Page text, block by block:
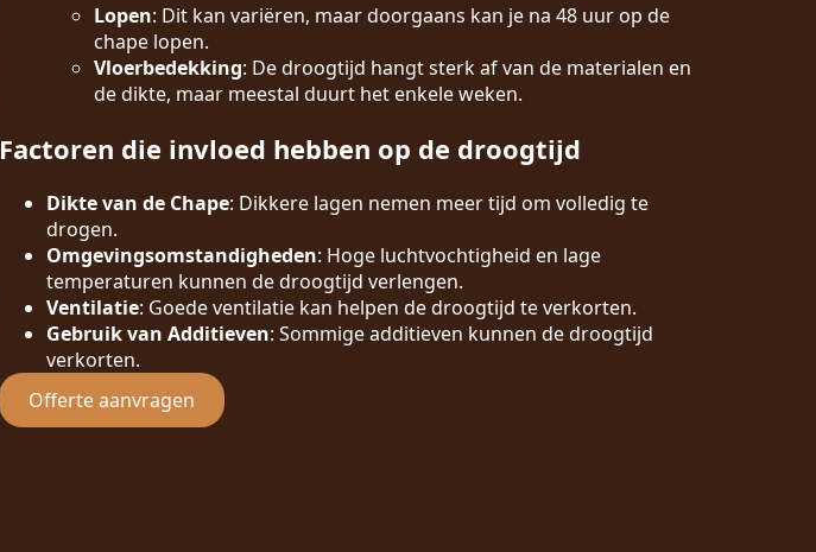
Lopen: Dit kan variëren, maar doorgaans kan je na 48 uur op de
chape lopen.
Vloerbedekking: De droogtijd hangt sterk af van de materialen en
de dikte, maar meestal duurt het enkele weken.
Factoren die invloed hebben op de droogtijd
Dikte van de Chape: Dikkere lagen nemen meer tijd om volledig te
drogen.
Omgevingsomstandigheden: Hoge luchtvochtigheid en lage
temperaturen kunnen de droogtijd verlengen.
Ventilatie: Goede ventilatie kan helpen de droogtijd te verkorten.
Gebruik van Additieven: Sommige additieven kunnen de droogtijd
verkorten.
Offerte aanvragen